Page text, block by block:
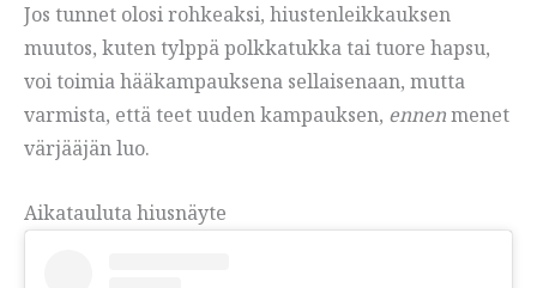
Jos tunnet olosi rohkeaksi, hiustenleikkauksen
muutos, kuten tylppä polkkatukka tai tuore hapsu,
voi toimia hääkampauksena sellaisenaan, mutta
varmista, että teet uuden kampauksen, ennenmenet
värjääjän luo.
Aikatauluta hiusnäyte